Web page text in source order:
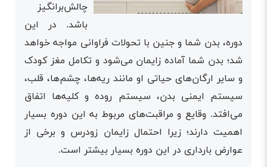
چالش‌برانگیز
باشد. در این
دوره، بدن شما و جنین با تحولات فراوانی مواجه خواهد
شد؛ بدن شما آماده زایمان می‌شود و تکامل مغز کودک
و سایر ارگان‌های حیاتی او مانند ریه‌ها، چشم‌ها، قلب،
سیستم ایمنی بدن، سیستم روده و کلیه‌ها اتفاق
می‌افتد. وقایع و مراقبت‌های مربوط به این دوره بسیار
اهمیت دارند؛ زیرا احتمال زایمان زودرس و برخی از
عوارض بارداری در این دوره بسیار بیشتر است.